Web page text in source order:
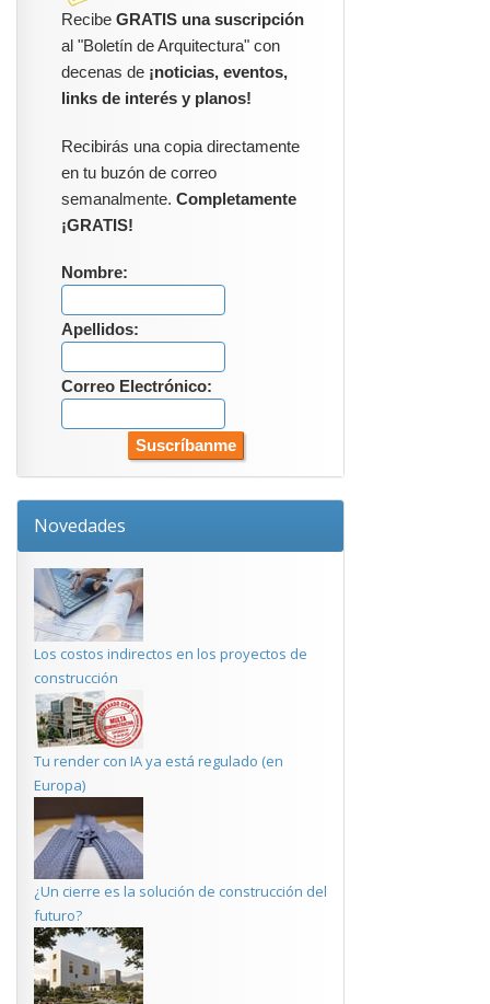
Recibe GRATIS una suscripción
al "Boletín de Arquitectura" con
decenas de ¡noticias, eventos,
links de interés y planos!
Recibirás una copia directamente
en tu buzón de correo
semanalmente. Completamente
¡GRATIS!
Nombre:
Apellidos:
Correo Electrónico:
Novedades
Los costos indirectos en los proyectos de
construcción
Tu render con IA ya está regulado (en
Europa)
¿Un cierre es la solución de construcción del
futuro?